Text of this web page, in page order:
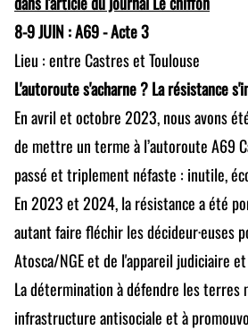
8-9 JUIN : A69 - Acte 3
Lieu : entre Castres et Toulouse
L'autoroute s'acharne ? La résistance
En avril et octobre 2023, nous avons
de mettre un terme à l’autoroute A69
passé et triplement néfaste : inutile,
En 2023 et 2024, la résistance a été
autant faire fléchir les décideur·euses
Atosca/NGE et de l'appareil judiciaire
La détermination à défendre les
infrastructure antisociale et à